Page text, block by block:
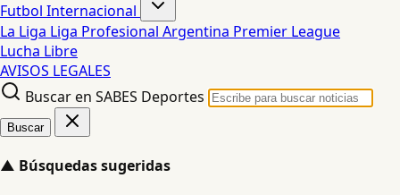
Futbol Internacional
La Liga Liga Profesional Argentina Premier League
Lucha Libre
AVISOS LEGALES
Buscar en SABES Deportes
Buscar
▲ Búsquedas sugeridas